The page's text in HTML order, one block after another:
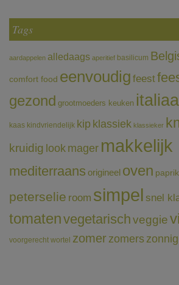
Tags
aardappelen alledaags aperitief basilicum
comfort food eenvoudig feest
gezond grootmoeders keuken
kaas kindvriendelijk kip klassiek klassieker
kruidig look mager makkelijk
mediterraans origineel oven
peterselie room simpel snel
tomatenvegetarischveggie
voorgerecht wortel zomerzomerszonnig